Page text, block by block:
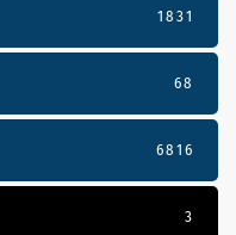
1831
68
6816
3